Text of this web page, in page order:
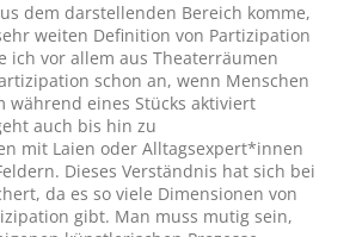
dem darstellenden Bereich komme,
weiten Definition von Partizipation
ich vor allem aus Theaterräumen
schon an, wenn Menschen
während eines Stücks aktiviert
auch bis hin zu
mit Laien oder Alltagsexpert*innen
Dieses Verständnis hat sich bei
da es so viele Dimensionen von
gibt. Man muss mutig sein,